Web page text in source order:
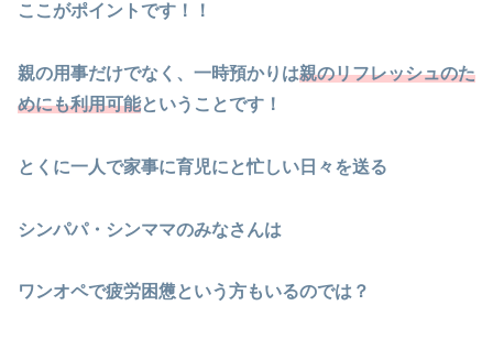
ここがポイントです！！
親の用事だけでなく、一時預かりは親のリフレッシュのた
めにも利用可能ということです！
とくに一人で家事に育児にと忙しい日々を送る
シンパパ・シンママのみなさんは
ワンオペで疲労困憊という方もいるのでは？